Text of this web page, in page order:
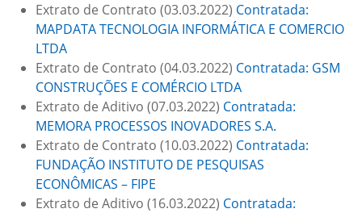
Extrato de Contrato (03.03.2022) Contratada:
MAPDATA TECNOLOGIA INFORMÁTICA E COMERCIO
LTDA
Extrato de Contrato (04.03.2022) Contratada: GSM
CONSTRUÇÕES E COMÉRCIO LTDA
Extrato de Aditivo (07.03.2022) Contratada:
MEMORA PROCESSOS INOVADORES S.A.
Extrato de Contrato (10.03.2022) Contratada:
FUNDAÇÃO INSTITUTO DE PESQUISAS
ECONÔMICAS – FIPE
Extrato de Aditivo (16.03.2022) Contratada: